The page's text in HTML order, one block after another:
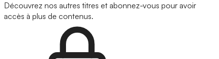
Découvrez nos autres titres et abonnez-vous pour avoir
accès à plus de contenus.